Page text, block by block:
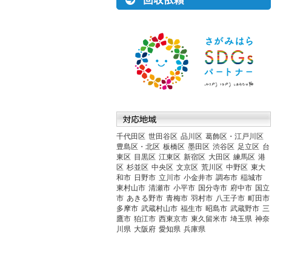
千代田区 世田谷区 品川区 葛飾区・江戸川区
豊島区・北区 板橋区 墨田区 渋谷区 足立区 台
東区 目黒区 江東区 新宿区 大田区 練馬区 港
区 杉並区 中央区 文京区 荒川区 中野区 東大
和市 日野市 立川市 小金井市 調布市 稲城市
東村山市 清瀬市 小平市 国分寺市 府中市 国立
市 あきる野市 青梅市 羽村市 八王子市 町田市
多摩市 武蔵村山市 福生市 昭島市 武蔵野市 三
鷹市 狛江市 西東京市 東久留米市 埼玉県 神奈
川県 大阪府 愛知県 兵庫県